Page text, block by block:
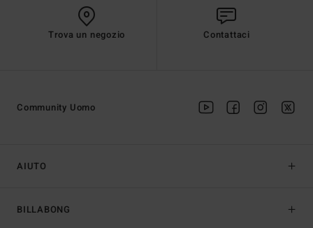
Trova un negozio Contattaci
AIUTO
BILLABONG
Community Uomo